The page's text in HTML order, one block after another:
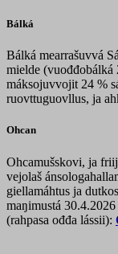
Bálká
Bálká mearrašuvvá
mielde (vuođđobálká
máksojuvvojit 24 %
ruovttuguovllus, ja
Ohcan
Ohcamušskovi, ja
vejolaš
giellamáhtus ja
maŋimustá
(rahpasa ođđa lássii):